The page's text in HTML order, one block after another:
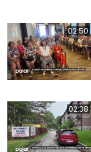
02:50
02:38